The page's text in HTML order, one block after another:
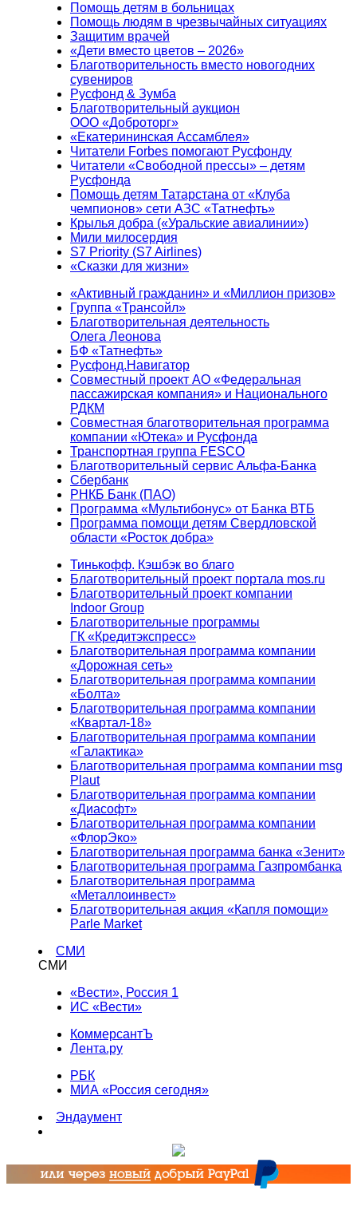
Помощь детям в больницах
Помощь людям в чрезвычайных ситуациях
Защитим врачей
«Дети вместо цветов – 2026»
Благотворительность вместо новогодних
сувениров
Русфонд & Зумба
Благотворительный аукцион
ООО «Доброторг»
«Екатерининская Ассамблея»
Читатели Forbes помогают Русфонду
Читатели «Свободной прессы» – детям
Русфонда
Помощь детям Татарстана от «Клуба
чемпионов» сети АЗС «Татнефть»
Крылья добра («Уральские авиалинии»)
Мили милосердия
S7 Priority (S7 Airlines)
«Сказки для жизни»
«Активный гражданин» и «Миллион призов»
Группа «Трансойл»
Благотворительная деятельность
Олега Леонова
БФ «Татнефть»
Русфонд.Навигатор
Совместный проект АО «Федеральная
пассажирская компания» и Национального
РДКМ
Совместная благотворительная программа
компании «Ютека» и Русфонда
Транспортная группа FESCO
Благотворительный сервис Альфа-Банка
Сбербанк
РНКБ Банк (ПАО)
Программа «Мультибонус» от Банка ВТБ
Программа помощи детям Свердловской
области «Росток добра»
Тинькофф. Кэшбэк во благо
Благотворительный проект портала mos.ru
Благотворительный проект компании
Indoor Group
Благотворительные программы
ГК «Кредитэкспресс»
Благотворительная программа компании
«Дорожная сеть»
Благотворительная программа компании
«Болта»
Благотворительная программа компании
«Квартал-18»
Благотворительная программа компании
«Галактика»
Благотворительная программа компании msg
Plaut
Благотворительная программа компании
«Диасофт»
Благотворительная программа компании
«ФлорЭко»
Благотворительная программа банка «Зенит»
Благотворительная программа Газпромбанка
Благотворительная программа
«Металлоинвест»
Благотворительная акция «Капля помощи»
Parle Market
СМИ
СМИ
«Вести», Россия 1
ИС «Вести»
КоммерсантЪ
Лента.ру
РБК
МИА «Россия сегодня»
Эндаумент